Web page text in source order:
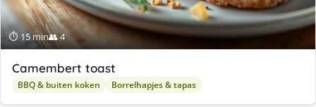
⏱ 15 min👥 4
Camembert toast
BBQ & buiten koken Borrelhapjes & tapas